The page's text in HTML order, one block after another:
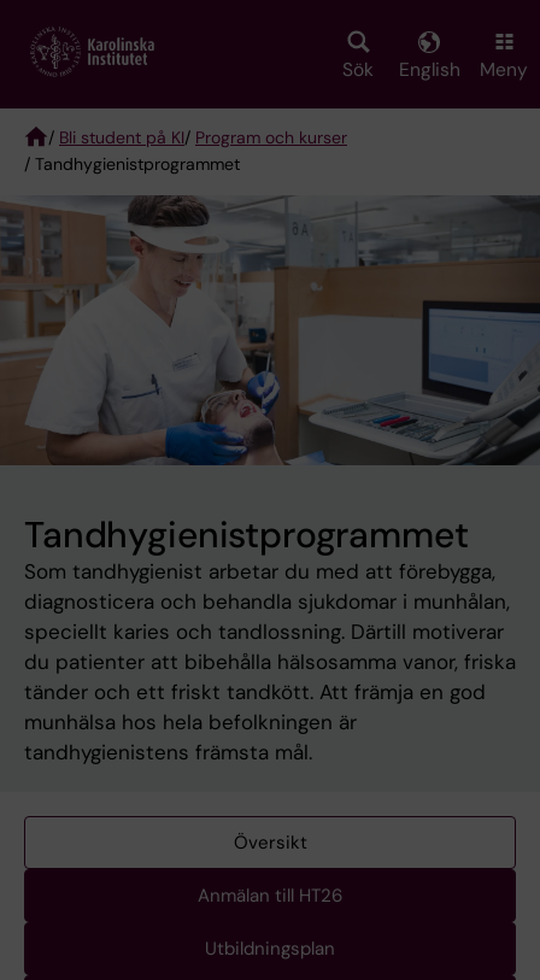
main
Sök English Meny
Breadcrumb
/ Bli student på KI/ Program och kurser
/ Tandhygienistprogrammet
Tandhygienistprogrammet
Som tandhygienist arbetar du med att förebygga,
diagnosticera och behandla sjukdomar i munhålan,
speciellt karies och tandlossning. Därtill motiverar
du patienter att bibehålla hälsosamma vanor, friska
tänder och ett friskt tandkött. Att främja en god
munhälsa hos hela befolkningen är
tandhygienistens främsta mål.
Översikt
Anmälan till HT26
Utbildningsplan